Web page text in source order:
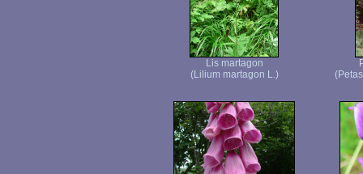
Lis martagon
(Lilium martagon L.)